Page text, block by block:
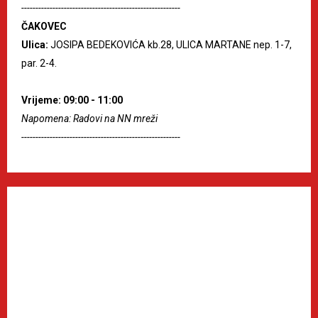
--------------------------------------------------------
ČAKOVEC
Ulica: JOSIPA BEDEKOVIĆA kb.28, ULICA MARTANE nep. 1-7,
par. 2-4.
Vrijeme: 09:00 - 11:00
Napomena: Radovi na NN mreži
--------------------------------------------------------